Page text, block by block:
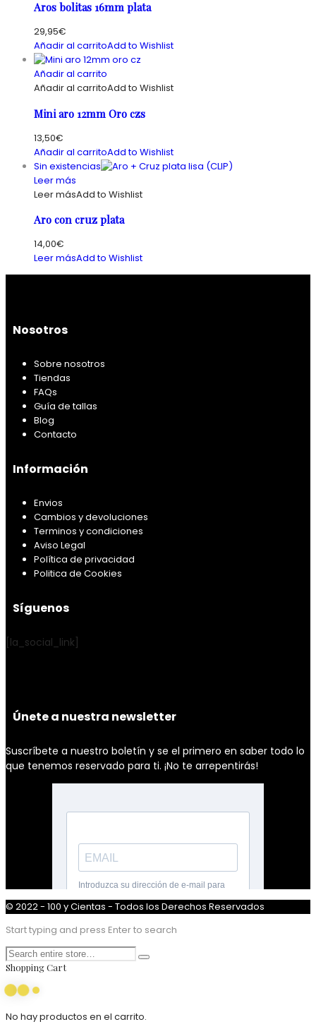
Aros bolitas 16mm plata
29,95€
Añadir al carritoAdd to Wishlist
Añadir al carrito
Añadir al carritoAdd to Wishlist
Mini aro 12mm Oro czs
13,50€
Añadir al carritoAdd to Wishlist
Sin existencias
Leer más
Leer másAdd to Wishlist
Aro con cruz plata
14,00€
Leer másAdd to Wishlist
Nosotros
Sobre nosotros
Tiendas
FAQs
Guía de tallas
Blog
Contacto
Información
Envios
Cambios y devoluciones
Terminos y condiciones
Aviso Legal
Política de privacidad
Politica de Cookies
Síguenos
[la_social_link]
Únete a nuestra newsletter
Suscríbete a nuestro boletín y se el primero en saber todo lo
que tenemos reservado para ti. ¡No te arrepentirás!
© 2022 - 100 y Cientas - Todos los Derechos Reservados
Start typing and press Enter to search
Shopping Cart
No hay productos en el carrito.